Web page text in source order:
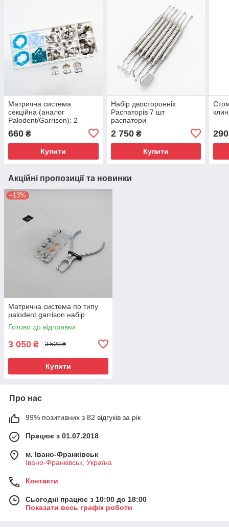
Матрична система
секційна (аналог
Palodent/Garrison): 2
кільця + 120 матриць + 20
клинців
660 ₴
Купити
Набір двосторонніх
Распаторів 7 шт
распатори
2 750₴
Купити
290
Акційні пропозиції та новинки
–13%
Матрична система по типу
palodent garrison набір
Готово до відправки
3 050 ₴ 3 520 ₴
Купити
Про нас
99% позитивних з 82 відгуків за рік
Працює з 01.07.2018
м. Івано-Франківськ
Івано-Франківськ, Україна
Контакти
Сьогодні працює з 10:00 до 18:00
Показати весь графік роботи